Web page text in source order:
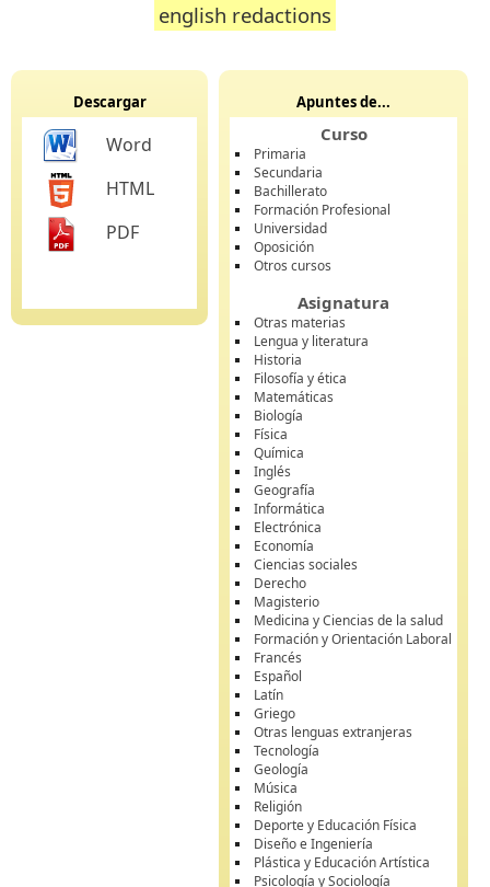
english redactions
Descargar
Word
HTML
PDF
Apuntes de...
Curso
Primaria
Secundaria
Bachillerato
Formación Profesional
Universidad
Oposición
Otros cursos
Asignatura
Otras materias
Lengua y literatura
Historia
Filosofía y ética
Matemáticas
Biología
Física
Química
Inglés
Geografía
Informática
Electrónica
Economía
Ciencias sociales
Derecho
Magisterio
Medicina y Ciencias de la salud
Formación y Orientación Laboral
Francés
Español
Latín
Griego
Otras lenguas extranjeras
Tecnología
Geología
Música
Religión
Deporte y Educación Física
Diseño e Ingeniería
Plástica y Educación Artística
Psicología y Sociología